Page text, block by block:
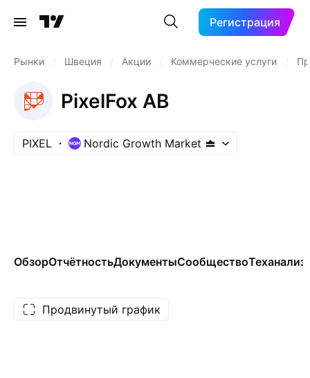
Регистрация
Рынки Швеция Акции Коммерческие услуги
PixelFox AB
PIXEL Nordic Growth Market
ОбзорОтчётностьДокументыСообществоТеханализ
Продвинутый график